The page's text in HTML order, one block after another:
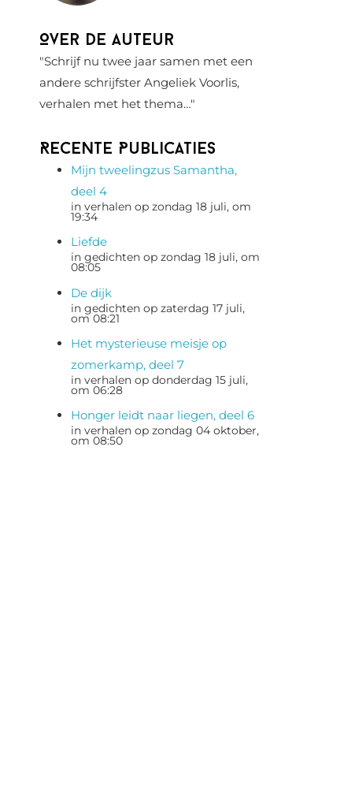
Over de auteur
"Schrijf nu twee jaar samen met een
andere schrijfster Angeliek Voorlis,
verhalen met het thema…"
Recente Publicaties
Mijn tweelingzus Samantha,
deel 4
in verhalen op zondag 18 juli, om
19:34
Liefde
in gedichten op zondag 18 juli, om
08:05
De dijk
in gedichten op zaterdag 17 juli,
om 08:21
Het mysterieuse meisje op
zomerkamp, deel 7
in verhalen op donderdag 15 juli,
om 06:28
Honger leidt naar liegen, deel 6
in verhalen op zondag 04 oktober,
om 08:50